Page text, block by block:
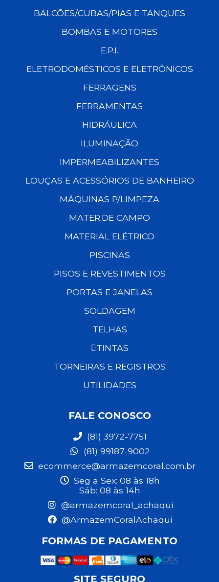
BALCÕES/CUBAS/PIAS E TANQUES
BOMBAS E MOTORES
E.P.I.
ELETRODOMÉSTICOS E ELETRÔNICOS
FERRAGENS
FERRAMENTAS
HIDRÁULICA
ILUMINAÇÃO
IMPERMEABILIZANTES
LOUÇAS E ACESSÓRIOS DE BANHEIRO
MÁQUINAS P/LIMPEZA
MATER.DE CAMPO
MATERIAL ELÉTRICO
PISCINAS
PISOS E REVESTIMENTOS
PORTAS E JANELAS
SOLDAGEM
TELHAS
TINTAS
TORNEIRAS E REGISTROS
UTILIDADES
FALE CONOSCO
(81) 3972-7751
(81) 99187-9002
ecommerce@armazemcoral.com.br
Seg a Sex: 08 às 18h
Sáb: 08 às 14h
@armazemcoral_achaqui
@ArmazemCoralAchaqui
FORMAS DE PAGAMENTO
SITE SEGURO